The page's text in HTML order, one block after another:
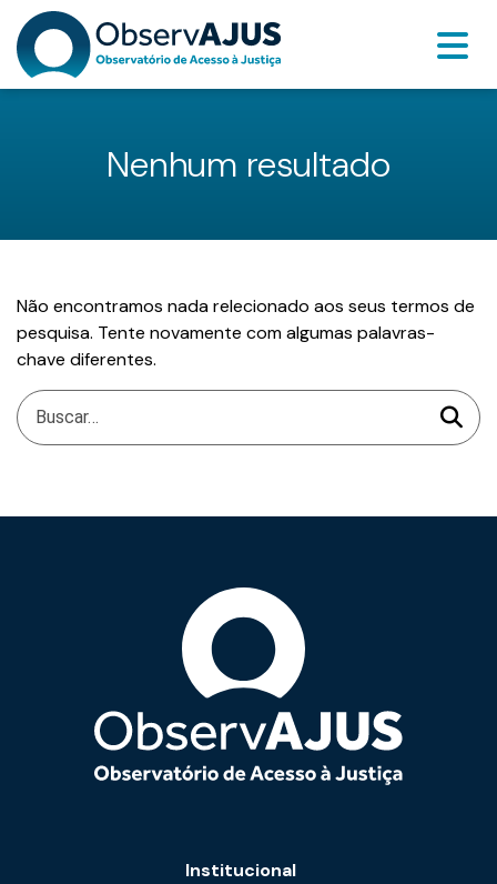
Nenhum resultado
Não encontramos nada relecionado aos seus termos de
pesquisa. Tente novamente com algumas palavras-
chave diferentes.
Institucional